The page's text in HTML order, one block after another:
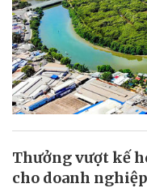
Thưởng vượt kế
cho doanh